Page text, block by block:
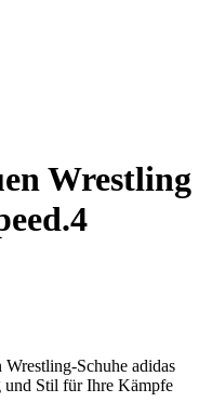
Wrestling
Schuhe adidas
und Stil für Ihre Kämpfe